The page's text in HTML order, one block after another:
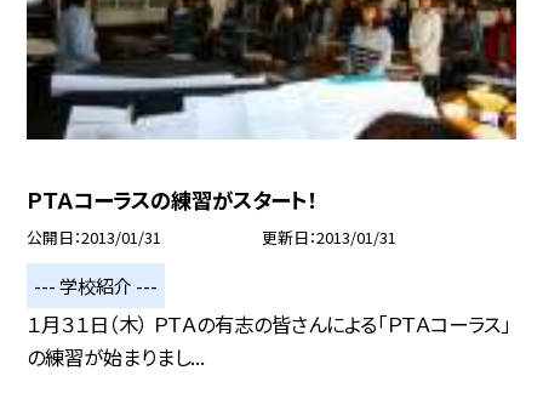
ＰＴＡコーラスの練習がスタート！
公開日 2013/01/31 更新日 2013/01/31
--- 学校紹介 ---
１月３１日（木） ＰＴＡの有志の皆さんによる「ＰＴＡコーラス」
の練習が始まりまし...